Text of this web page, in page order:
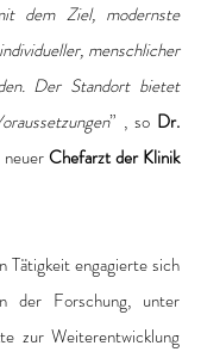
dem Ziel, modernste
menschlicher
Der Standort bietet
” , so Dr.
neuer Chefarzt der Klinik
der Forschung, unter
zur Weiterentwicklung